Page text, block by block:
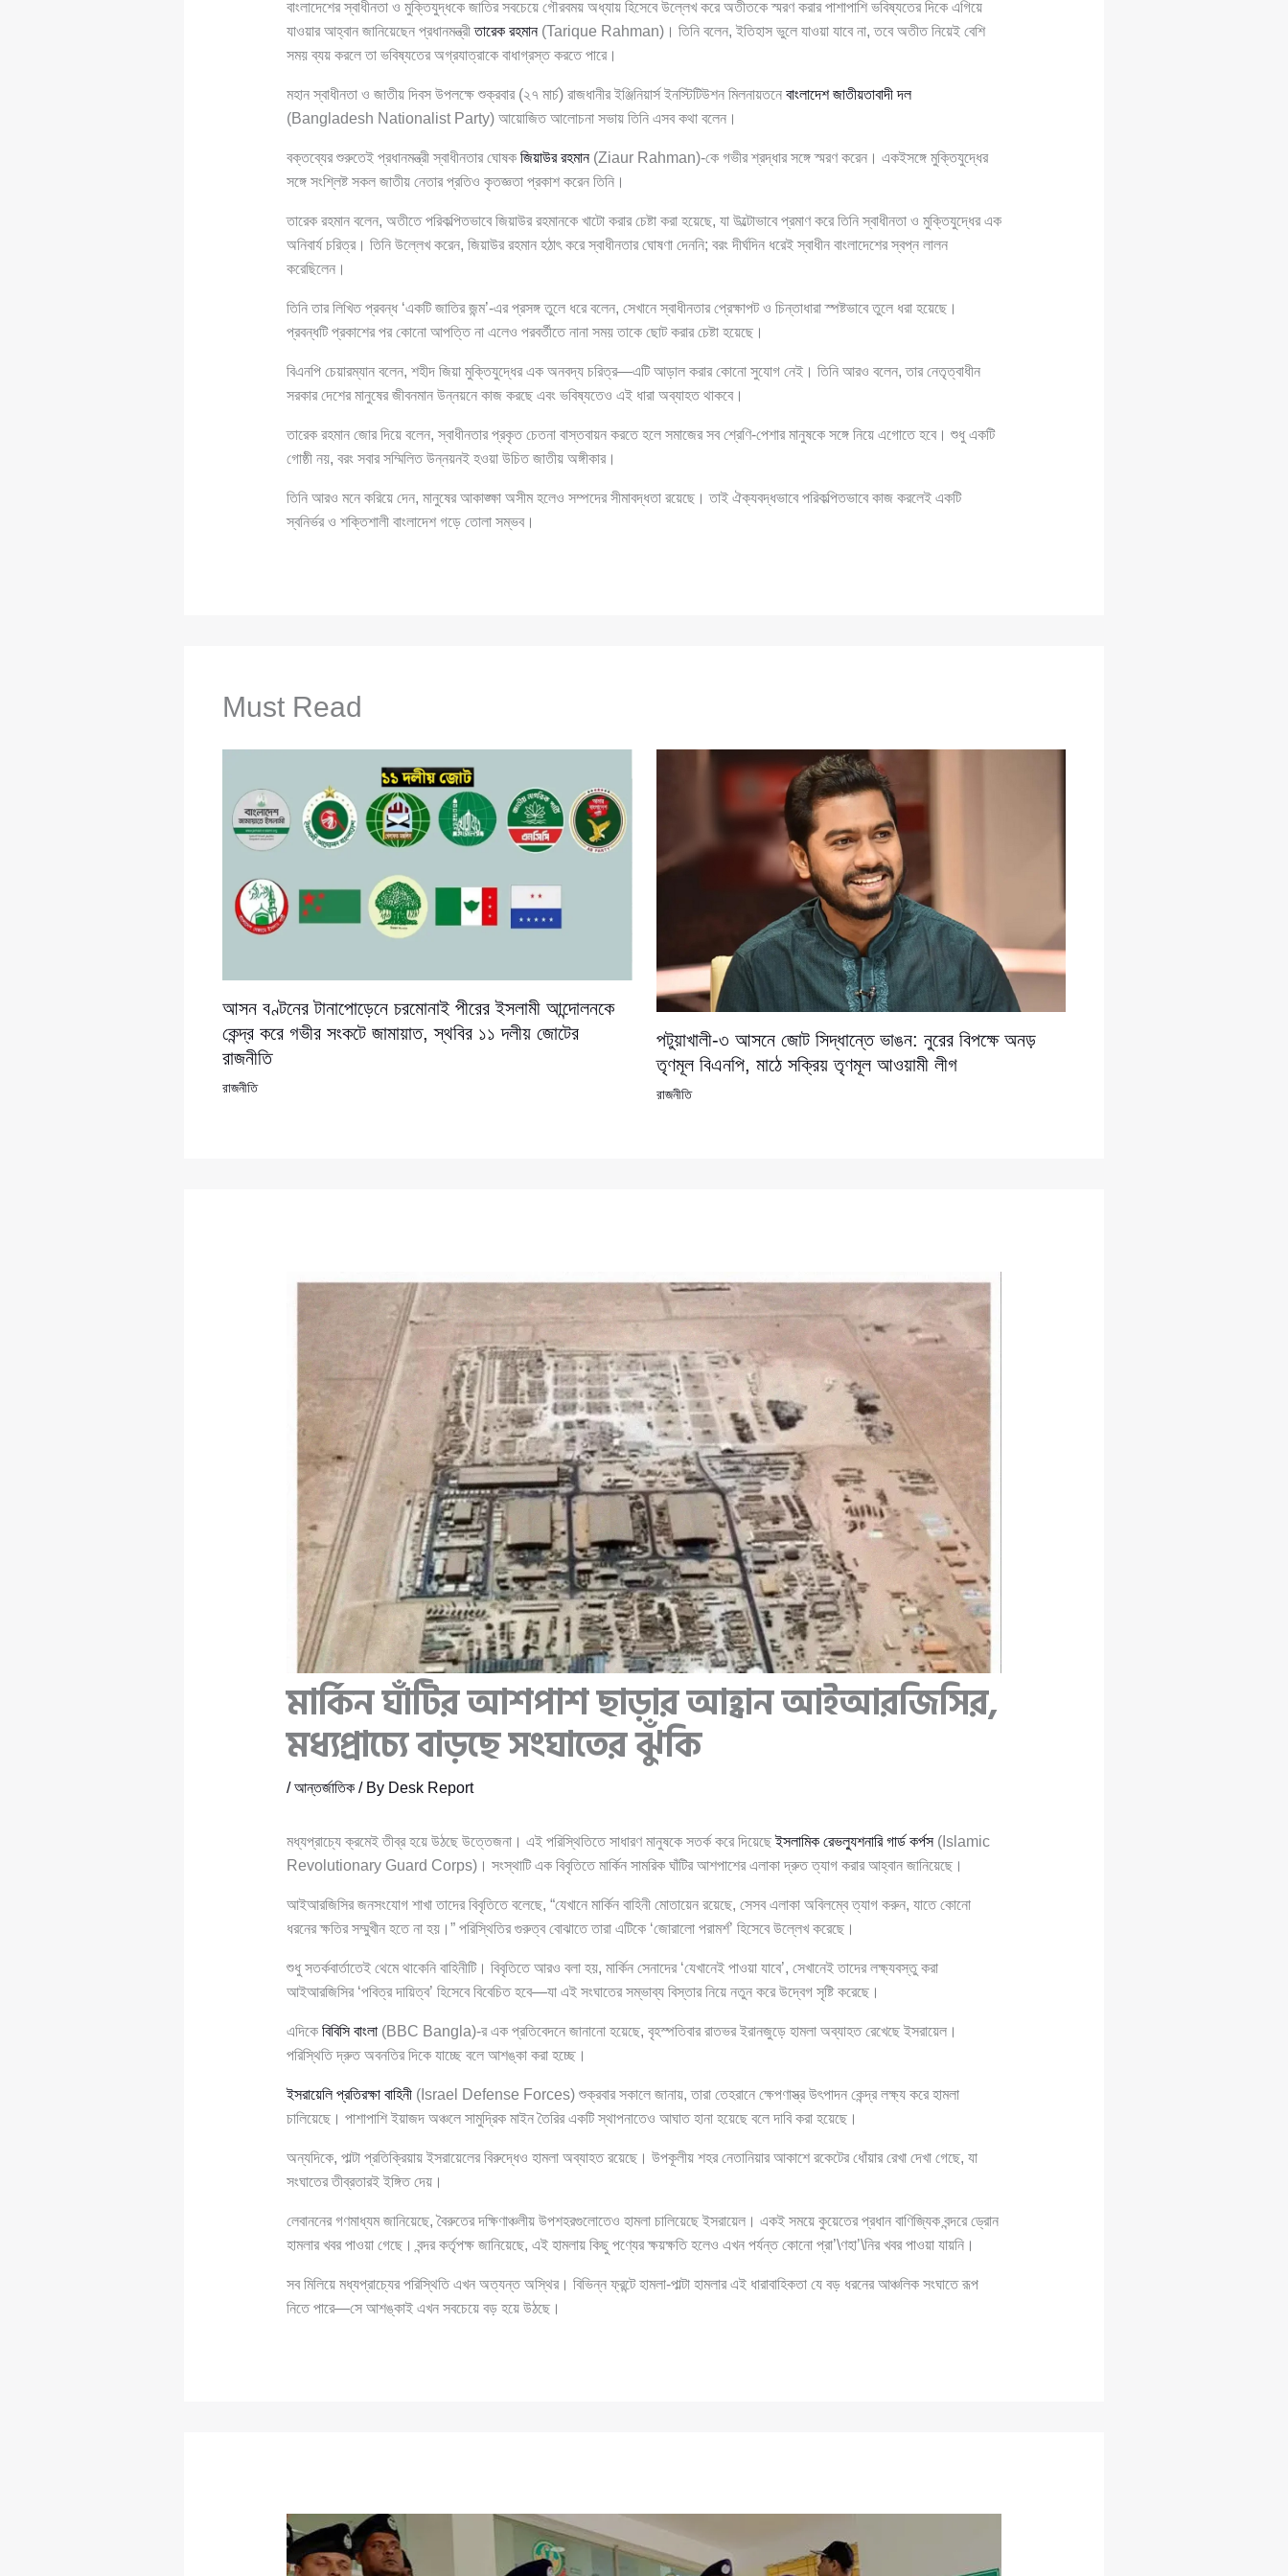
বাংলাদেশের স্বাধীনতা ও মুক্তিযুদ্ধকে জাতির সবচেয়ে গৌরবময় অধ্যায় হিসেবে উল্লেখ করে অতীতকে স্মরণ করার পাশাপাশি ভবিষ্যতের দিকে এগিয়ে
যাওয়ার আহ্বান জানিয়েছেন প্রধানমন্ত্রীতারেক রহমান(Tarique Rahman)। তিনি বলেন, ইতিহাস ভুলে যাওয়া যাবে না, তবে অতীত নিয়েই বেশি
সময় ব্যয় করলে তা ভবিষ্যতের অগ্রযাত্রাকে বাধাগ্রস্ত করতে পারে।
মহান স্বাধীনতা ও জাতীয় দিবস উপলক্ষে শুক্রবার (২৭ মার্চ) রাজধানীর ইঞ্জিনিয়ার্স ইনস্টিটিউশন মিলনায়তনে বাংলাদেশ জাতীয়তাবাদী দল
(Bangladesh Nationalist Party) আয়োজিত আলোচনা সভায় তিনি এসব কথা বলেন।
বক্তব্যের শুরুতেই প্রধানমন্ত্রী স্বাধীনতার ঘোষক জিয়াউর রহমান(Ziaur Rahman)-কে গভীর শ্রদ্ধার সঙ্গে স্মরণ করেন। একইসঙ্গে মুক্তিযুদ্ধের
সঙ্গে সংশ্লিষ্ট সকল জাতীয় নেতার প্রতিও কৃতজ্ঞতা প্রকাশ করেন তিনি।
তারেক রহমান বলেন, অতীতে পরিকল্পিতভাবে জিয়াউর রহমানকে খাটো করার চেষ্টা করা হয়েছে, যা উল্টোভাবে প্রমাণ করে তিনি স্বাধীনতা ও মুক্তিযুদ্ধের এক
অনিবার্য চরিত্র। তিনি উল্লেখ করেন, জিয়াউর রহমান হঠাৎ করে স্বাধীনতার ঘোষণা দেননি; বরং দীর্ঘদিন ধরেই স্বাধীন বাংলাদেশের স্বপ্ন লালন
করেছিলেন।
তিনি তার লিখিত প্রবন্ধ ‘একটি জাতির জন্ম’-এর প্রসঙ্গ তুলে ধরে বলেন, সেখানে স্বাধীনতার প্রেক্ষাপট ও চিন্তাধারা স্পষ্টভাবে তুলে ধরা হয়েছে।
প্রবন্ধটি প্রকাশের পর কোনো আপত্তি না এলেও পরবর্তীতে নানা সময় তাকে ছোট করার চেষ্টা হয়েছে।
বিএনপি চেয়ারম্যান বলেন, শহীদ জিয়া মুক্তিযুদ্ধের এক অনবদ্য চরিত্র—এটি আড়াল করার কোনো সুযোগ নেই। তিনি আরও বলেন, তার নেতৃত্বাধীন
সরকার দেশের মানুষের জীবনমান উন্নয়নে কাজ করছে এবং ভবিষ্যতেও এই ধারা অব্যাহত থাকবে।
তারেক রহমান জোর দিয়ে বলেন, স্বাধীনতার প্রকৃত চেতনা বাস্তবায়ন করতে হলে সমাজের সব শ্রেণি-পেশার মানুষকে সঙ্গে নিয়ে এগোতে হবে। শুধু একটি
গোষ্ঠী নয়, বরং সবার সম্মিলিত উন্নয়নই হওয়া উচিত জাতীয় অঙ্গীকার।
তিনি আরও মনে করিয়ে দেন, মানুষের আকাঙ্ক্ষা অসীম হলেও সম্পদের সীমাবদ্ধতা রয়েছে। তাই ঐক্যবদ্ধভাবে পরিকল্পিতভাবে কাজ করলেই একটি
স্বনির্ভর ও শক্তিশালী বাংলাদেশ গড়ে তোলা সম্ভব।
Must Read
আসন বণ্টনের টানাপোড়েনে চরমোনাই পীরের ইসলামী আন্দোলনকে
কেন্দ্র করে গভীর সংকটে জামায়াত, স্থবির ১১ দলীয় জোটের
রাজনীতি
রাজনীতি
পটুয়াখালী-৩ আসনে জোট সিদ্ধান্তে ভাঙন: নুরের বিপক্ষে অনড়
তৃণমূল বিএনপি, মাঠে সক্রিয় তৃণমূল আওয়ামী লীগ
রাজনীতি
মার্কিন ঘাঁটির আশপাশ ছাড়ার আহ্বান আইআরজিসির,
মধ্যপ্রাচ্যে বাড়ছে সংঘাতের ঝুঁকি
/আন্তর্জাতিক/ By Desk Report
মধ্যপ্রাচ্যে ক্রমেই তীব্র হয়ে উঠছে উত্তেজনা। এই পরিস্থিতিতে সাধারণ মানুষকে সতর্ক করে দিয়েছেইসলামিক রেভল্যুশনারি গার্ড কর্পস(Islamic
Revolutionary Guard Corps)। সংস্থাটি এক বিবৃতিতে মার্কিন সামরিক ঘাঁটির আশপাশের এলাকা দ্রুত ত্যাগ করার আহ্বান জানিয়েছে।
আইআরজিসির জনসংযোগ শাখা তাদের বিবৃতিতে বলেছে, “যেখানে মার্কিন বাহিনী মোতায়েন রয়েছে, সেসব এলাকা অবিলম্বে ত্যাগ করুন, যাতে কোনো
ধরনের ক্ষতির সম্মুখীন হতে না হয়।” পরিস্থিতির গুরুত্ব বোঝাতে তারা এটিকে ‘জোরালো পরামর্শ’ হিসেবে উল্লেখ করেছে।
শুধু সতর্কবার্তাতেই থেমে থাকেনি বাহিনীটি। বিবৃতিতে আরও বলা হয়, মার্কিন সেনাদের ‘যেখানেই পাওয়া যাবে’, সেখানেই তাদের লক্ষ্যবস্তু করা
আইআরজিসির ‘পবিত্র দায়িত্ব’ হিসেবে বিবেচিত হবে—যা এই সংঘাতের সম্ভাব্য বিস্তার নিয়ে নতুন করে উদ্বেগ সৃষ্টি করেছে।
এদিকে বিবিসি বাংলা(BBC Bangla)-র এক প্রতিবেদনে জানানো হয়েছে, বৃহস্পতিবার রাতভর ইরানজুড়ে হামলা অব্যাহত রেখেছে ইসরায়েল।
পরিস্থিতি দ্রুত অবনতির দিকে যাচ্ছে বলে আশঙ্কা করা হচ্ছে।
ইসরায়েলি প্রতিরক্ষা বাহিনী(Israel Defense Forces) শুক্রবার সকালে জানায়, তারা তেহরানে ক্ষেপণাস্ত্র উৎপাদন কেন্দ্র লক্ষ্য করে হামলা
চালিয়েছে। পাশাপাশি ইয়াজদ অঞ্চলে সামুদ্রিক মাইন তৈরির একটি স্থাপনাতেও আঘাত হানা হয়েছে বলে দাবি করা হয়েছে।
অন্যদিকে, পাল্টা প্রতিক্রিয়ায় ইসরায়েলের বিরুদ্ধেও হামলা অব্যাহত রয়েছে। উপকূলীয় শহর নেতানিয়ার আকাশে রকেটের ধোঁয়ার রেখা দেখা গেছে, যা
সংঘাতের তীব্রতারই ইঙ্গিত দেয়।
লেবাননের গণমাধ্যম জানিয়েছে, বৈরুতের দক্ষিণাঞ্চলীয় উপশহরগুলোতেও হামলা চালিয়েছে ইসরায়েল। একই সময়ে কুয়েতের প্রধান বাণিজ্যিক বন্দরে ড্রোন
হামলার খবর পাওয়া গেছে। বন্দর কর্তৃপক্ষ জানিয়েছে, এই হামলায় কিছু পণ্যের ক্ষয়ক্ষতি হলেও এখন পর্যন্ত কোনো প্রা’\ণহা’\নির খবর পাওয়া যায়নি।
সব মিলিয়ে মধ্যপ্রাচ্যের পরিস্থিতি এখন অত্যন্ত অস্থির। বিভিন্ন ফ্রন্টে হামলা-পাল্টা হামলার এই ধারাবাহিকতা যে বড় ধরনের আঞ্চলিক সংঘাতে রূপ
নিতে পারে—সে আশঙ্কাই এখন সবচেয়ে বড় হয়ে উঠছে।